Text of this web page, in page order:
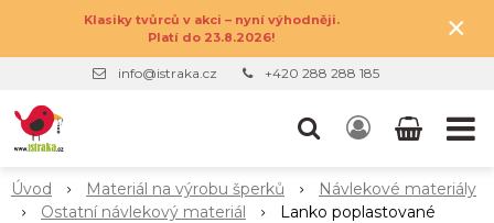
Klasiky tvůrců v akci – nyní výhodněji.
Platí do 23.8.2026!
×
info@istraka.cz +420 288 288 185
Úvod Materiál na výrobu šperků
Návlekové materiály
Ostatní návlekový materiál
Lanko poplastované